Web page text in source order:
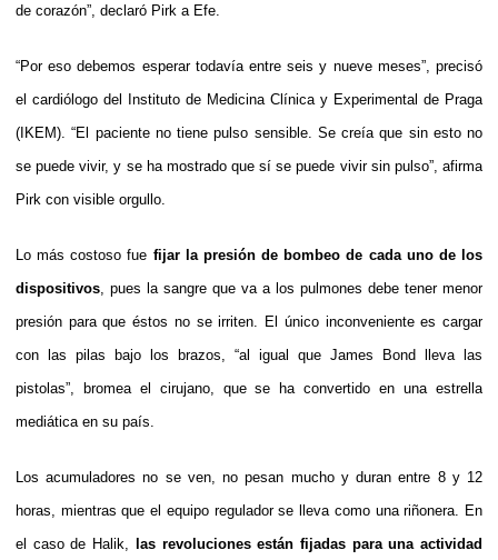
de corazón”, declaró Pirk a Efe.
“Por eso debemos esperar todavía entre seis y nueve meses”, precisó
el cardiólogo del Instituto de Medicina Clínica y Experimental de Praga
(IKEM). “El paciente no tiene pulso sensible. Se creía que sin esto no
se puede vivir, y se ha mostrado que sí se puede vivir sin pulso”, afirma
Pirk con visible orgullo.
Lo más costoso fue fijar la presión de bombeo de cada uno de los
dispositivos , pues la sangre que va a los pulmones debe tener menor
presión para que éstos no se irriten. El único inconveniente es cargar
con las pilas bajo los brazos, “al igual que James Bond lleva las
pistolas”, bromea el cirujano, que se ha convertido en una estrella
mediática en su país.
Los acumuladores no se ven, no pesan mucho y duran entre 8 y 12
horas, mientras que el equipo regulador se lleva como una riñonera. En
el caso de Halik,
las revoluciones están fijadas para una actividad